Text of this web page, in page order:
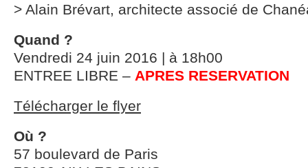
> Alain Brévart, architecte associé de
Quand ?
Vendredi 24 juin 2016 | à 18h00
ENTREE LIBRE – APRES RESERVATION
Télécharger le flyer
Où ?
57 boulevard de Paris